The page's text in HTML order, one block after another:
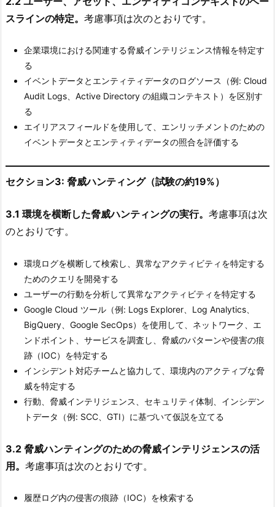
スラインの特定。 考慮事項は次のとおりです。
企業環境における関連する脅威インテリジェンス情報を特定す
る
イベントデータとエンティティデータのログソース（例: Cloud
Audit Logs、Active Directory の組織コンテキスト）を区別す
る
エイリアスフィールドを使用して、エンリッチメントのための
イベントデータとエンティティデータの照合を評価する
セクション3: 脅威ハンティング（試験の約19%）
3.1 環境を横断した脅威ハンティングの実行。 考慮事項は次
のとおりです。
環境ログを横断して検索し、異常なアクティビティを特定する
ためのクエリを開発する
ユーザーの行動を分析して異常なアクティビティを特定する
Google Cloud ツール（例: Logs Explorer、Log Analytics、
BigQuery、Google SecOps）を使用して、ネットワーク、エ
ンドポイント、サービスを調査し、脅威のパターンや侵害の痕
跡（IOC）を特定する
インシデント対応チームと協力して、環境内のアクティブな脅
威を特定する
行動、脅威インテリジェンス、セキュリティ体制、インシデン
トデータ（例: SCC、GTI）に基づいて仮説を立てる
3.2 脅威ハンティングのための脅威インテリジェンスの活
用。 考慮事項は次のとおりです。
履歴ログ内の侵害の痕跡（IOC）を検索する